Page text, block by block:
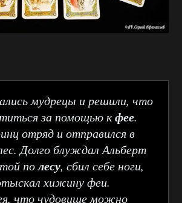
мудрецы и решили, что
за помощью кфее.
отряд и отправился в
Долго блуждал Альберт
полесу, сбил себе ноги,
хижину феи.
что чудовище можно